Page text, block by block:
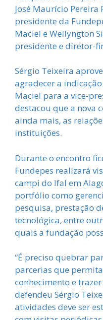
José Maurício
presidente da
Maciel e Wellyngton
presidente e diretor-
Sérgio Teixeira
agradecer a
Maciel para a vice-
destacou que a nova
ainda mais, as
instituições.
Durante o encontro
Fundepes realizará
campi do Ifal em
portfólio como
pesquisa, prestação
tecnológica, entre
quais a fundação
“É preciso quebrar
parcerias que
conhecimento e trazer
defendeu Sérgio
atividades deve ser